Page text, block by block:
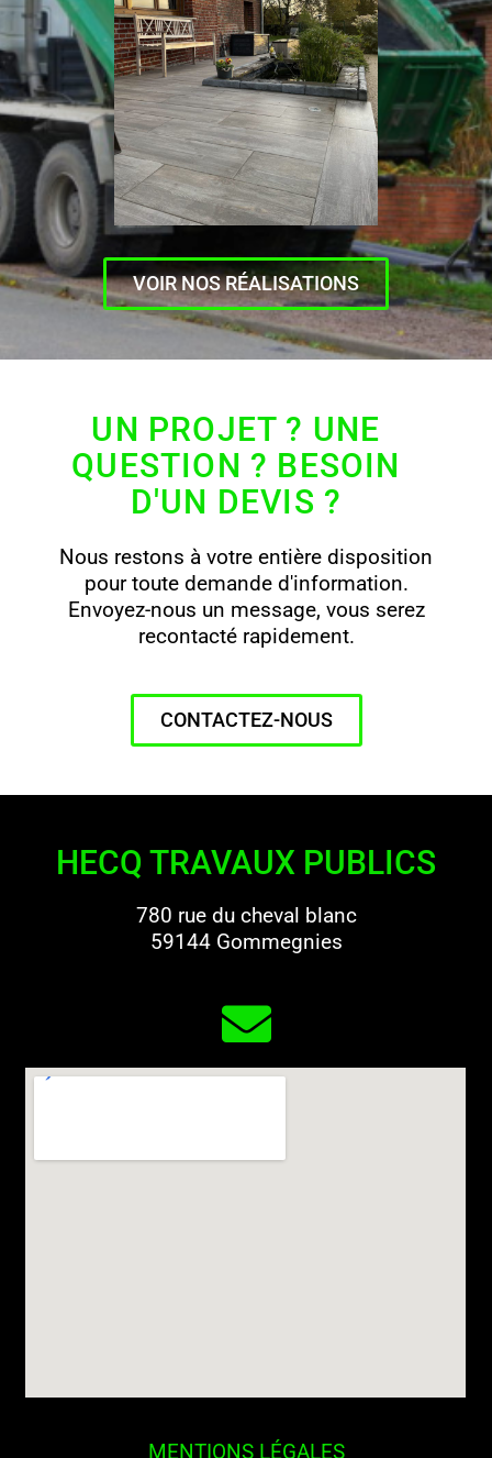
VOIR NOS RÉALISATIONS
UN PROJET ? UNE
QUESTION ? BESOIN
D'UN DEVIS ?
Nous restons à votre entière disposition
pour toute demande d'information.
Envoyez-nous un message, vous serez
recontacté rapidement.
CONTACTEZ-NOUS
HECQ TRAVAUX PUBLICS
780 rue du cheval blanc
59144 Gommegnies
MENTIONS LÉGALES